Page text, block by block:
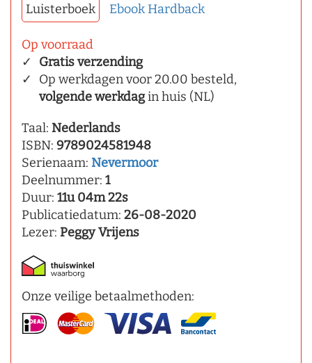
Luisterboek
Ebook Hardback
Op voorraad
Gratis verzending
Op werkdagen voor 20.00 besteld,
volgende werkdagin huis (NL)
Taal: Nederlands
ISBN: 9789024581948
Serienaam: Nevermoor
Deelnummer: 1
Duur: 11u 04m 22s
Publicatiedatum: 26-08-2020
Lezer: Peggy Vrijens
Onze veilige betaalmethoden: